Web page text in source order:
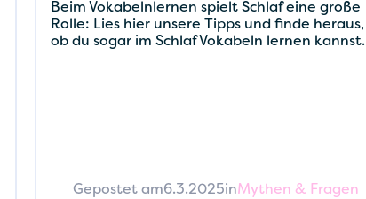
Beim Vokabelnlernen spielt Schlaf eine große
Rolle: Lies hier unsere Tipps und finde heraus,
ob du sogar im Schlaf Vokabeln lernen kannst.
Gepostet am6.3.2025inMythen & Fragen